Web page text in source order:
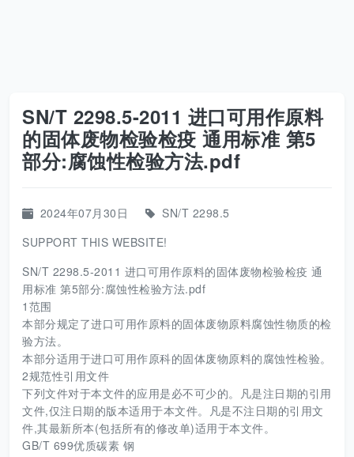
SN/T 2298.5-2011 进口可用作原料
的固体废物检验检疫 通用标准 第5
部分:腐蚀性检验方法.pdf
2024年07月30日
SN/T 2298.5
SUPPORT THIS WEBSITE!
SN/T 2298.5-2011 进口可用作原料的固体废物检验检疫 通
用标准 第5部分:腐蚀性检验方法.pdf
1范围
本部分规定了进口可用作原料的固体废物原料腐蚀性物质的检
验方法。
本部分适用于进口可用作原科的固体废物原料的腐蚀性检验。
2规范性引用文件
下列文件对于本文件的应用是必不可少的。凡是注日期的引用
文件,仅注日期的版本适用于本文件。凡是不注日期的引用文
件,其最新所本(包括所有的修改单)适用于本文件。
GB/T 699优质碳素 钢